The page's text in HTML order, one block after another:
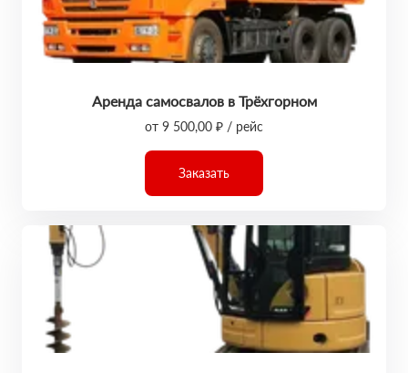
Аренда самосвалов в Трёхгорном
от 9 500,00 ₽ / рейс
Заказать